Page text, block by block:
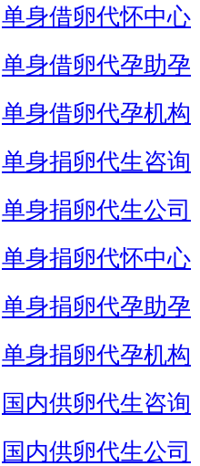
单身借卵代怀中心
单身借卵代孕助孕
单身借卵代孕机构
单身捐卵代生咨询
单身捐卵代生公司
单身捐卵代怀中心
单身捐卵代孕助孕
单身捐卵代孕机构
国内供卵代生咨询
国内供卵代生公司